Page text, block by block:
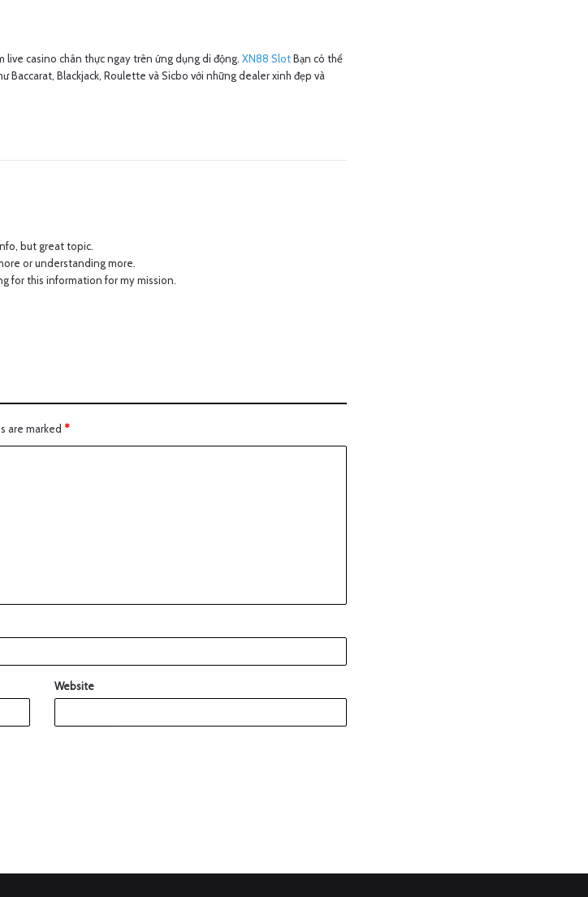
live casino chân thực ngay trên ứng dụng di động. XN88 SlotBạn có thể
Baccarat, Blackjack, Roulette và Sicbo với những dealer xinh đẹp và
but great topic.
or understanding more.
for this information for my mission.
are marked *
Website